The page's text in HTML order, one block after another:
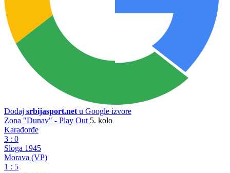
Dodaj srbijasport.net u Google izvore
Zona "Dunav" - Play Out 5. kolo
Karađorđe
3 : 0
Sloga 1945
Morava (VP)
1 : 5